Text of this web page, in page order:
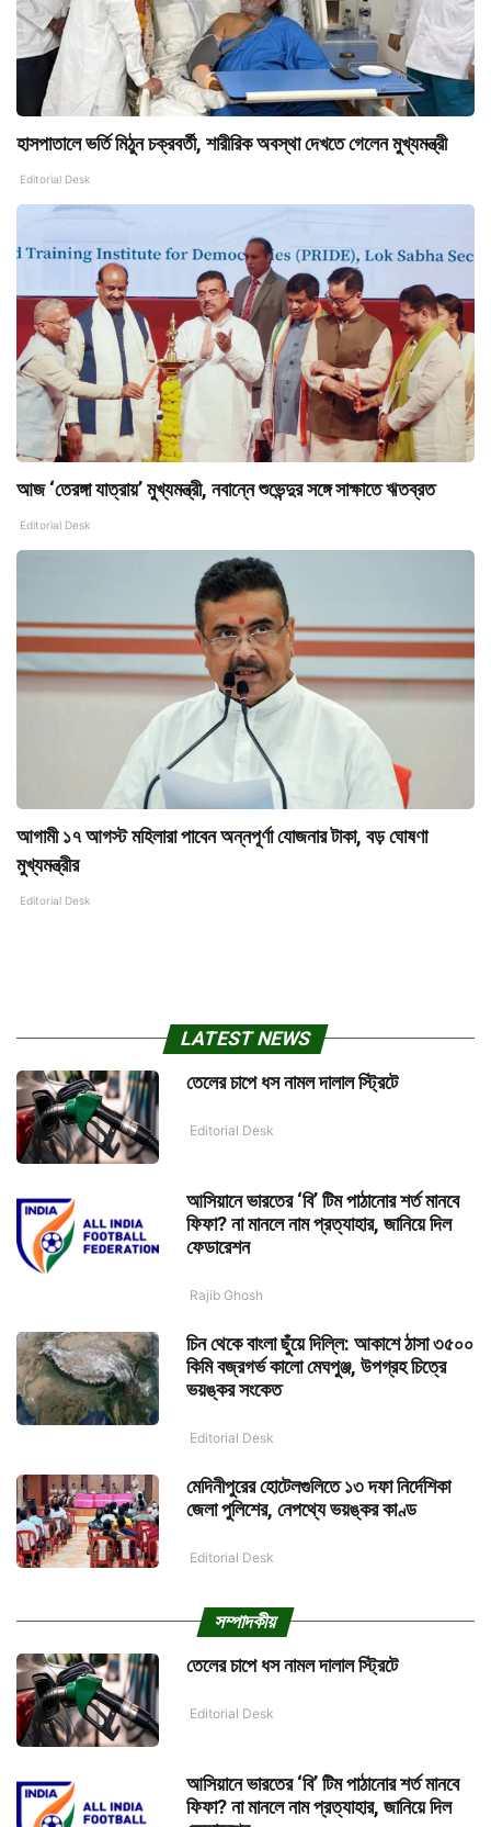
হাসপাতালে ভর্তি মিঠুন চক্রবর্তী, শারীরিক অবস্থা দেখতে গেলেন মুখ্যমন্ত্রী
Editorial Desk
আজ ‘তেরঙ্গা যাত্রায়’ মুখ্যমন্ত্রী, নবান্নে শুভেন্দুর সঙ্গে সাক্ষাতে ঋতব্রত
Editorial Desk
আগামী ১৭ আগস্ট মহিলারা পাবেন অন্নপূর্ণা যোজনার টাকা, বড় ঘোষণা
মুখ্যমন্ত্রীর
Editorial Desk
LATEST NEWS
তেলের চাপে ধস নামল দালাল স্ট্রিটে
Editorial Desk
আসিয়ানে ভারতের ‘বি’ টিম পাঠানোর শর্ত মানবে
ফিফা? না মানলে নাম প্রত্যাহার, জানিয়ে দিল
ফেডারেশন
Rajib Ghosh
চিন থেকে বাংলা ছুঁয়ে দিল্লি: আকাশে ঠাসা ৩৫০০
কিমি বজ্রগর্ভ কালো মেঘপুঞ্জ, উপগ্রহ চিত্রে
ভয়ঙ্কর সংকেত
Editorial Desk
মেদিনীপুরের হোটেলগুলিতে ১৩ দফা নির্দেশিকা
জেলা পুলিশের, নেপথ্যে ভয়ঙ্কর কাণ্ড
Editorial Desk
সম্পাদকীয়
তেলের চাপে ধস নামল দালাল স্ট্রিটে
Editorial Desk
আসিয়ানে ভারতের ‘বি’ টিম পাঠানোর শর্ত মানবে
ফিফা? না মানলে নাম প্রত্যাহার, জানিয়ে দিল